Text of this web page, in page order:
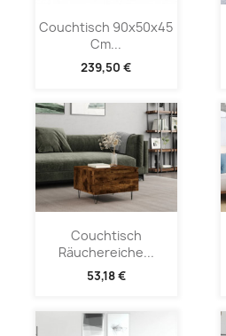
Couchtisch 90x50x45
Cm...
239,50 €
Couchtisch
Räuchereiche...
53,18 €